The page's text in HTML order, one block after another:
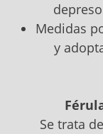
Medidas
y
Se trata